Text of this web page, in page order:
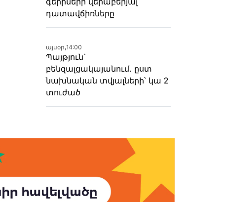
դատավճիռները
այսօր,14:00
Պայթյուն`
բենզալցակայանում․ ըստ
նախնական տվյալների՝ կա 2
տուժած